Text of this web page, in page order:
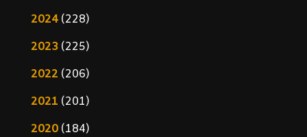
2024(228)
2023(225)
2022 (206)
2021 (201)
2020(184)